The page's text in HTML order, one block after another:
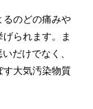
るのどの痛みや
られます。ま
だけでなく、
す大気汚染物質